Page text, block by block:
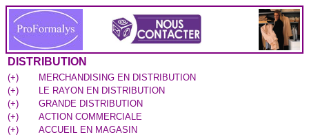
DISTRIBUTION
(+)
MERCHANDISING EN DISTRIBUTION
(+)
LE RAYON EN DISTRIBUTION
(+)
GRANDE DISTRIBUTION
(+)
ACTION COMMERCIALE
(+)
ACCUEIL EN MAGASIN